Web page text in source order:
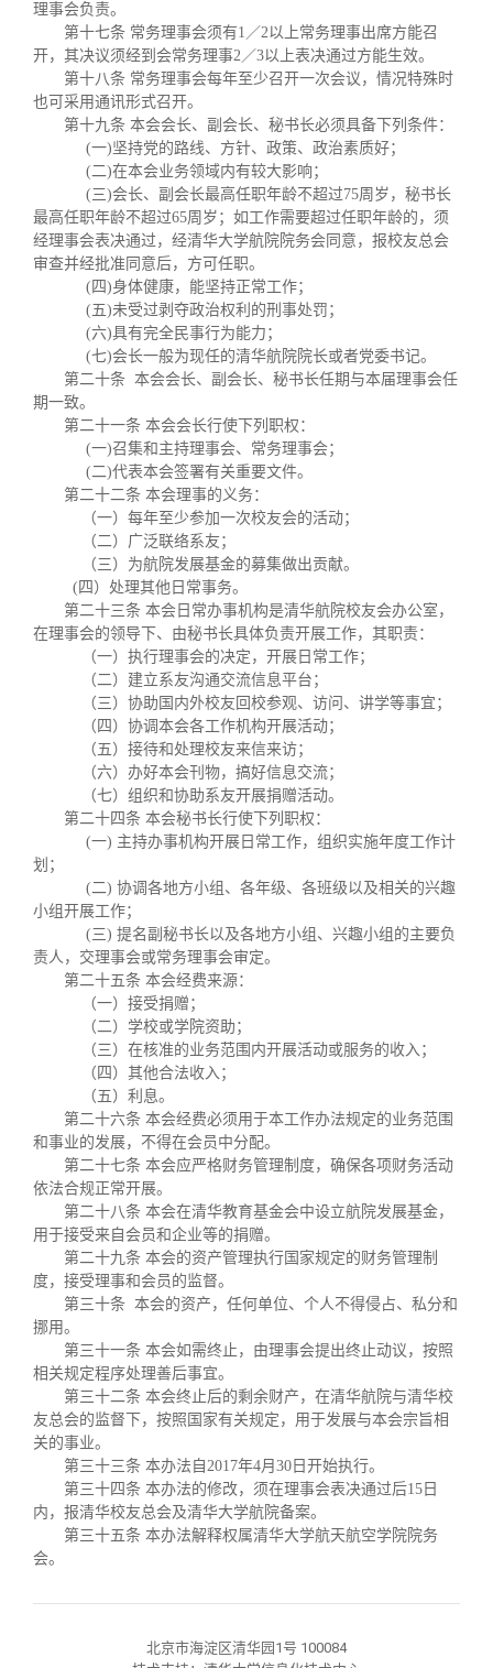
理事会负责。
第十七条 常务理事会须有1／2以上常务理事出席方能召
开，其决议须经到会常务理事2／3以上表决通过方能生效。
第十八条 常务理事会每年至少召开一次会议，情况特殊时
也可采用通讯形式召开。
第十九条 本会会长、副会长、秘书长必须具备下列条件：
(一)坚持党的路线、方针、政策、政治素质好；
(二)在本会业务领域内有较大影响；
(三)会长、副会长最高任职年龄不超过75周岁，秘书长
最高任职年龄不超过65周岁；如工作需要超过任职年龄的，须
经理事会表决通过，经清华大学航院院务会同意，报校友总会
审查并经批准同意后，方可任职。
(四)身体健康，能坚持正常工作；
(五)未受过剥夺政治权利的刑事处罚；
(六)具有完全民事行为能力；
(七)会长一般为现任的清华航院院长或者党委书记。
第二十条 本会会长、副会长、秘书长任期与本届理事会任
期一致。
第二十一条 本会会长行使下列职权：
(一)召集和主持理事会、常务理事会；
(二)代表本会签署有关重要文件。
第二十二条 本会理事的义务：
（一）每年至少参加一次校友会的活动；
（二）广泛联络系友；
（三）为航院发展基金的募集做出贡献。
(四）处理其他日常事务。
第二十三条 本会日常办事机构是清华航院校友会办公室，
在理事会的领导下、由秘书长具体负责开展工作，其职责：
（一）执行理事会的决定，开展日常工作；
（二）建立系友沟通交流信息平台；
（三）协助国内外校友回校参观、访问、讲学等事宜；
（四）协调本会各工作机构开展活动；
（五）接待和处理校友来信来访；
（六）办好本会刊物，搞好信息交流；
（七）组织和协助系友开展捐赠活动。
第二十四条 本会秘书长行使下列职权：
(一) 主持办事机构开展日常工作，组织实施年度工作计
划；
(二) 协调各地方小组、各年级、各班级以及相关的兴趣
小组开展工作；
(三) 提名副秘书长以及各地方小组、兴趣小组的主要负
责人，交理事会或常务理事会审定。
第二十五条 本会经费来源：
（一）接受捐赠；
（二）学校或学院资助；
（三）在核准的业务范围内开展活动或服务的收入；
（四）其他合法收入；
（五）利息。
第二十六条 本会经费必须用于本工作办法规定的业务范围
和事业的发展，不得在会员中分配。
第二十七条 本会应严格财务管理制度，确保各项财务活动
依法合规正常开展。
第二十八条 本会在清华教育基金会中设立航院发展基金，
用于接受来自会员和企业等的捐赠。
第二十九条 本会的资产管理执行国家规定的财务管理制
度，接受理事和会员的监督。
第三十条 本会的资产，任何单位、个人不得侵占、私分和
挪用。
第三十一条 本会如需终止，由理事会提出终止动议，按照
相关规定程序处理善后事宜。
第三十二条 本会终止后的剩余财产，在清华航院与清华校
友总会的监督下，按照国家有关规定，用于发展与本会宗旨相
关的事业。
第三十三条 本办法自2017年4月30日开始执行。
第三十四条 本办法的修改，须在理事会表决通过后15日
内，报清华校友总会及清华大学航院备案。
第三十五条 本办法解释权属清华大学航天航空学院院务
会。
北京市海淀区清华园1号 100084